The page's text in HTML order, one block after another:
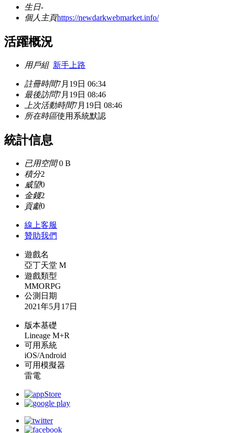
生日-
個人主頁https://newdarkwebmarket.info/
活躍概況
用戶組 新手上路
註冊時間7月19日 06:34
最後訪問7月19日 08:46
上次活動時間7月19日 08:46
所在時區使用系統默認
統計信息
已用空間0 B
積分2
威望0
金錢2
貢獻0
線上客服
贊助我們
遊戲名
亞丁天堂 M
遊戲類型
MMORPG
公測日期
2021年5月17日
版本基礎
Lineage M+R
可用系統
iOS/Android
可用模擬器
雷電